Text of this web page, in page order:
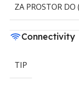
ZA PROSTOR DO
Connectivity
TIP